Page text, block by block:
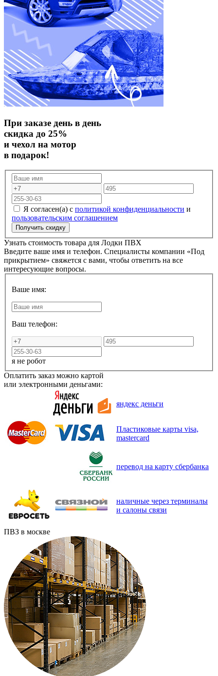
При заказе день в день
скидка до 25%
и чехол на мотор
в подарок!
Я согласен(а) с политикой конфиденциальности и
пользовательским соглашением
Узнать стоимость товара для Лодки ПВХ
Введите ваше имя и телефон. Специалисты компании «Под
прикрытием» свяжется с вами, чтобы ответить на все
интересующие вопросы.
Ваше имя:
Ваш телефон:
я не робот
Оплатить заказ можно картой
или электронными деньгами:
яндекс деньги
Пластиковые карты visa,
mastercard
перевод на карту сбербанка
наличные через терминалы
и салоны связи
ПВЗ в москве